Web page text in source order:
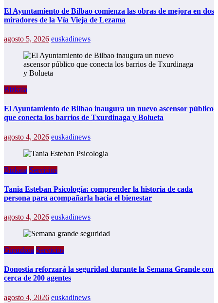
El Ayuntamiento de Bilbao comienza las obras de mejora en dos
miradores de la Vía Vieja de Lezama
agosto 5, 2026 euskadinews
Bizkaia
El Ayuntamiento de Bilbao inaugura un nuevo ascensor público
que conecta los barrios de Txurdinaga y Bolueta
agosto 4, 2026 euskadinews
Bizkaia Servicios
Tania Esteban Psicología: comprender la historia de cada
persona para acompañarla hacia el bienestar
agosto 4, 2026 euskadinews
Gipuzkoa Servicios
Donostia reforzará la seguridad durante la Semana Grande con
cerca de 200 agentes
agosto 4, 2026 euskadinews